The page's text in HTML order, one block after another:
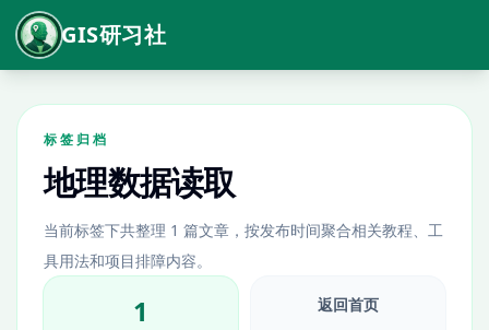
GIS研习社
标签归档
地理数据读取
当前标签下共整理 1 篇文章，按发布时间聚合相关教程、工
具用法和项目排障内容。
1 返回首页